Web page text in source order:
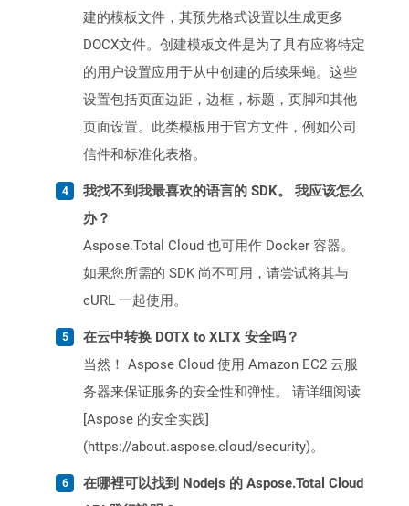
建的模板文件，其预先格式设置以生成更多
DOCX文件。创建模板文件是为了具有应将特定
的用户设置应用于从中创建的后续果蝇。这些
设置包括页面边距，边框，标题，页脚和其他
页面设置。此类模板用于官方文件，例如公司
信件和标准化表格。
我找不到我最喜欢的语言的 SDK。 我应该怎么
办？
Aspose.Total Cloud 也可用作 Docker 容器。
如果您所需的 SDK 尚不可用，请尝试将其与
cURL 一起使用。
在云中转换 DOTX to XLTX 安全吗？
当然！ Aspose Cloud 使用 Amazon EC2 云服
务器来保证服务的安全性和弹性。 请详细阅读
[Aspose 的安全实践]
(https://about.aspose.cloud/security)。
在哪裡可以找到 Nodejs 的 Aspose.Total Cloud